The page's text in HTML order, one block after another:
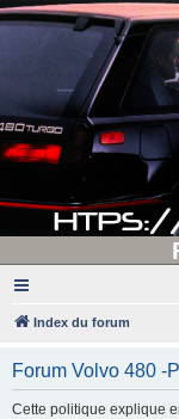
Index du forum
Forum Volvo 480 -
Cette politique explique